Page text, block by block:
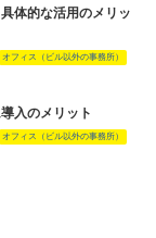
体的な活用のメリッ
オフィス（ビル以外の事務所）
入のメリット
オフィス（ビル以外の事務所）